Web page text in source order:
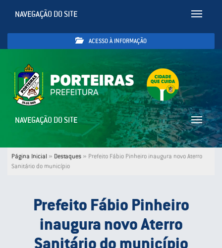
Toggle
NAVEGAÇÃO DO SITE
ACESSO À INFORMAÇÃO
Toggle
NAVEGAÇÃO DO SITE
Página Inicial » Destaques » Prefeito Fábio Pinheiro inaugura novo Aterro
Sanitário do município
Prefeito Fábio Pinheiro
inaugura novo Aterro
Sanitário do município